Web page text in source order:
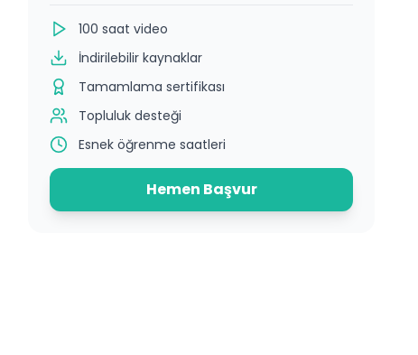
100 saat video
İndirilebilir kaynaklar
Tamamlama sertifikası
Topluluk desteği
Esnek öğrenme saatleri
Hemen Başvur